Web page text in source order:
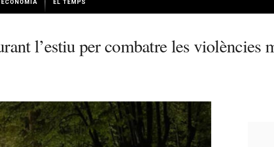
ECONOMIA EL TEMPS
l’estiu per combatre les